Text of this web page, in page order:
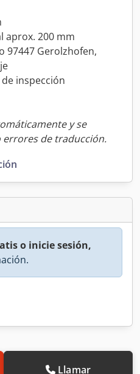
aprox. 200 mm
97447 Gerolzhofen,
inspección
y se
de traducción.
o inicie sesión,
Llamar